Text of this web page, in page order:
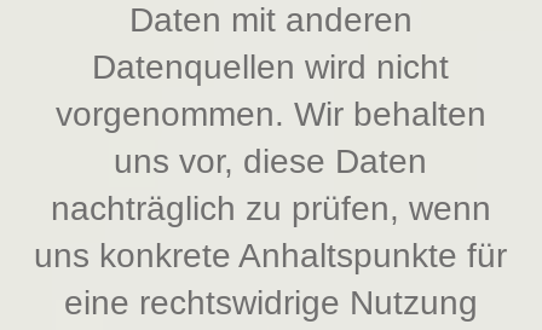
Daten mit anderen
Datenquellen wird nicht
vorgenommen. Wir behalten
uns vor, diese Daten
nachträglich zu prüfen, wenn
uns konkrete Anhaltspunkte für
eine rechtswidrige Nutzung